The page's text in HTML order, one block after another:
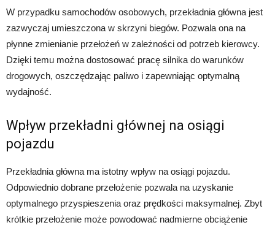
W przypadku samochodów osobowych, przekładnia główna jest
zazwyczaj umieszczona w skrzyni biegów. Pozwala ona na
płynne zmienianie przełożeń w zależności od potrzeb kierowcy.
Dzięki temu można dostosować pracę silnika do warunków
drogowych, oszczędzając paliwo i zapewniając optymalną
wydajność.
Wpływ przekładni głównej na osiągi
pojazdu
Przekładnia główna ma istotny wpływ na osiągi pojazdu.
Odpowiednio dobrane przełożenie pozwala na uzyskanie
optymalnego przyspieszenia oraz prędkości maksymalnej. Zbyt
krótkie przełożenie może powodować nadmierne obciążenie